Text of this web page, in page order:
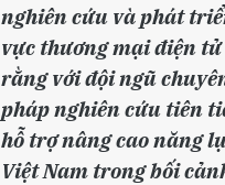
nghiên cứu và phát
vực thương mại điện
rằng với đội ngũ
pháp nghiên cứu tiên
hỗ trợ nâng cao năng
Việt Nam trong bối